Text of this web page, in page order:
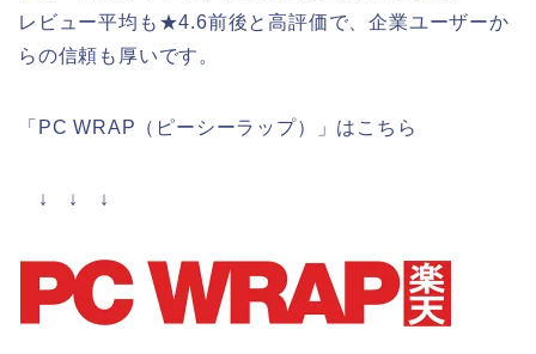
レビュー平均も★4.6前後と高評価で、企業ユーザーか
らの信頼も厚いです。
「PC WRAP（ピーシーラップ）」はこちら
↓ ↓ ↓